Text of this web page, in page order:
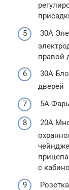
30A
правой
30А
дверей
5A
20A
с